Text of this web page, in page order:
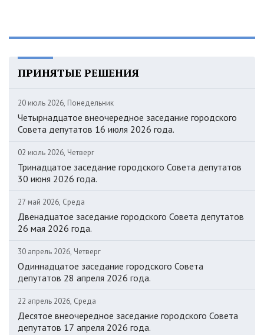
ПРИНЯТЫЕ РЕШЕНИЯ
20 июль 2026, Понедельник
Четырнадцатое внеочередное заседание городского
Совета депутатов 16 июля 2026 года.
02 июль 2026, Четверг
Тринадцатое заседание городского Совета депутатов
30 июня 2026 года.
27 май 2026, Среда
Двенадцатое заседание городского Совета депутатов
26 мая 2026 года.
30 апрель 2026, Четверг
Одиннадцатое заседание городского Совета
депутатов 28 апреля 2026 года.
22 апрель 2026, Среда
Десятое внеочередное заседание городского Совета
депутатов 17 апреля 2026 года.